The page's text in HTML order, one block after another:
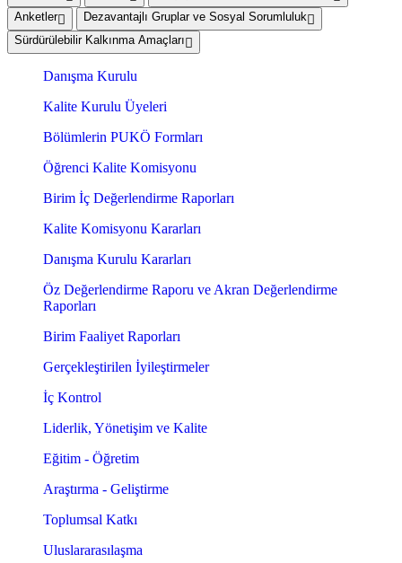
Anketler
Dezavantajlı Gruplar ve Sosyal Sorumluluk
Sürdürülebilir Kalkınma Amaçları
Danışma Kurulu
Kalite Kurulu Üyeleri
Bölümlerin PUKÖ Formları
Öğrenci Kalite Komisyonu
Birim İç Değerlendirme Raporları
Kalite Komisyonu Kararları
Danışma Kurulu Kararları
Öz Değerlendirme Raporu ve Akran Değerlendirme
Raporları
Birim Faaliyet Raporları
Gerçekleştirilen İyileştirmeler
İç Kontrol
Liderlik, Yönetişim ve Kalite
Eğitim - Öğretim
Araştırma - Geliştirme
Toplumsal Katkı
Uluslararasılaşma